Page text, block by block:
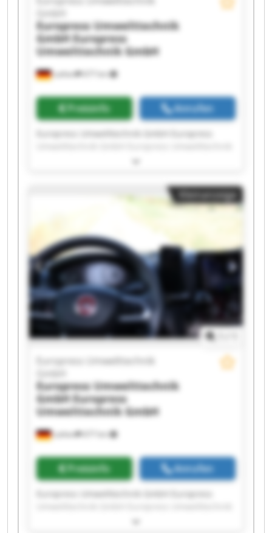
Lathen 677 km
Europress Umwelttechnik
GmbHEuropress
Umwelttechnik GmbH
Preisinfo Anrufen
Europress Umwelttechnik GmbH Europress
GmbH Europress Umwelttechnik GmbH
Umwelttechnik GmbH Europress Umwelttechnik
GmbH Europress Umwelttechnik GmbH
Europress Umwelttechnik GmbH Europress
Umwelttechnik GmbH Europress Umwelttechnik
GmbH Europress Umwelttechnik GmbH
Europress Umwelttechnik GmbH Europress
Umwelttechnik GmbH Europress Umwelttechnik
GmbH Europress Umwelttechnik GmbH
Europress Umwelttechnik GmbH Europress
Umwelttechnik GmbH Europress Umwelttechnik
GmbH Europress Umwelttechnik GmbH
Kleinanzeige
Lathen 677 km
Europress Umwelttechnik
Europress Umwelttechnik
GmbHEuropress
Umwelttechnik GmbH
Preisinfo Anrufen
Europress Umwelttechnik GmbH Europress
GmbH Europress Umwelttechnik GmbH